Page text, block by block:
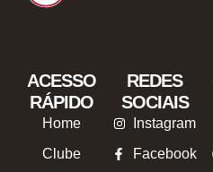
ACESSO
RÁPIDO
Home
Clube
REDES
SOCIAIS
Instagram
Facebook